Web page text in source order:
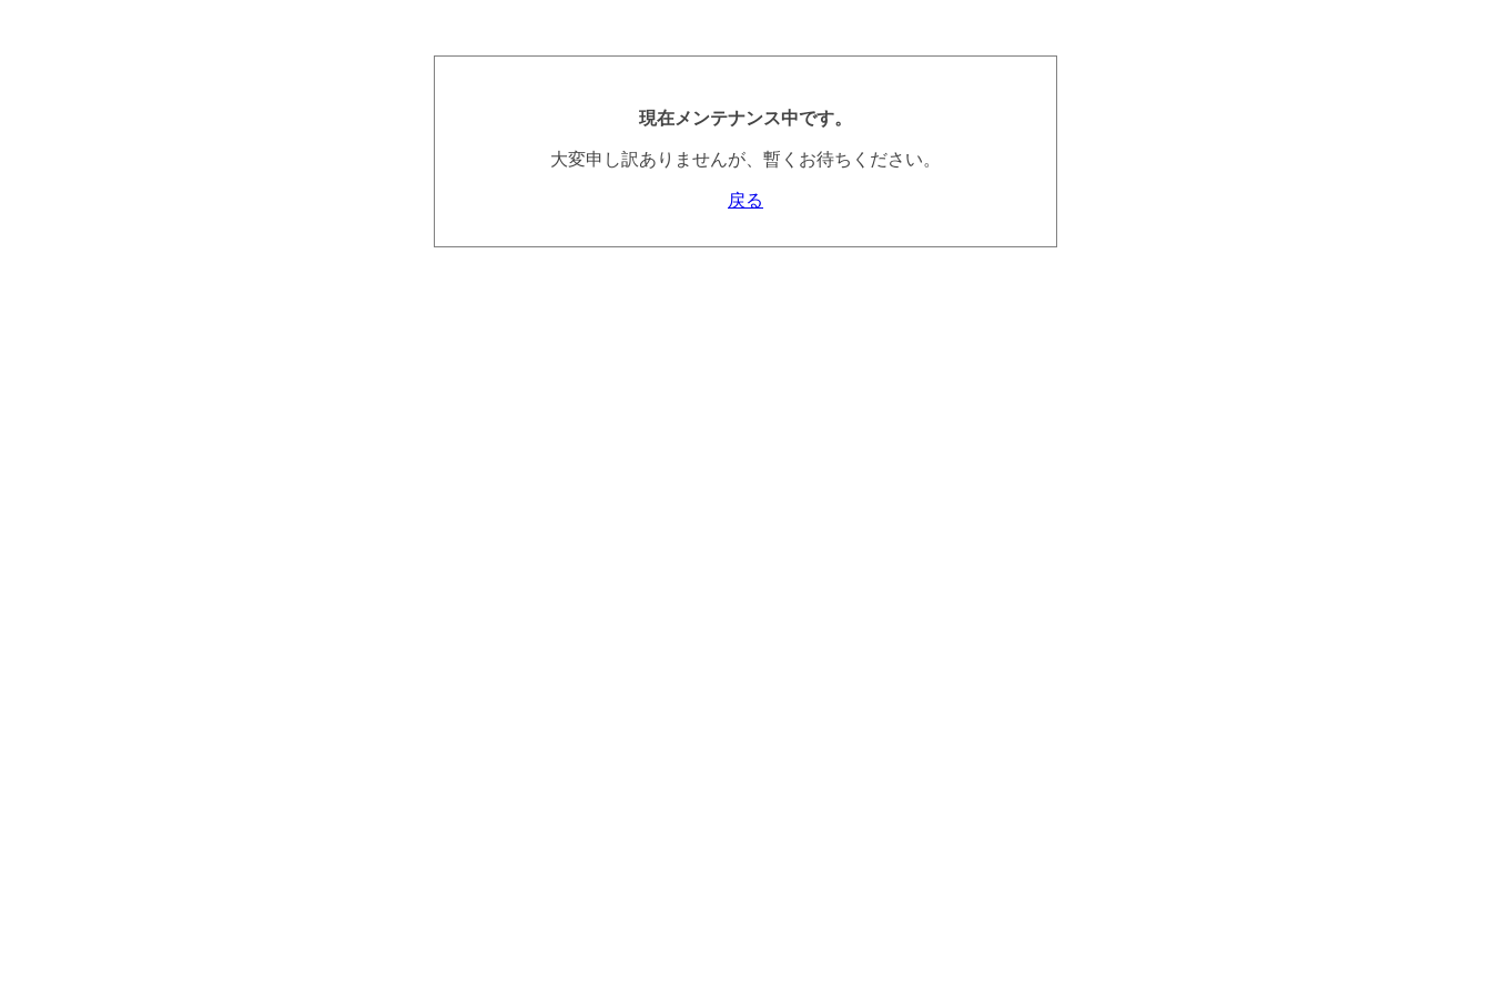
現在メンテナンス中です。
大変申し訳ありませんが、暫くお待ちください。
戻る